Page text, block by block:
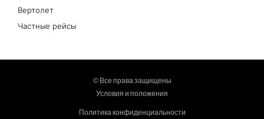
Вертолет
Частные рейсы
© Все права защищены
Условия и положения
Политика конфиденциальности